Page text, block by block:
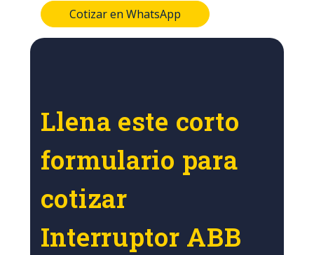
Cotizar en WhatsApp
Llena este corto
formulario para
cotizar
Interruptor ABB